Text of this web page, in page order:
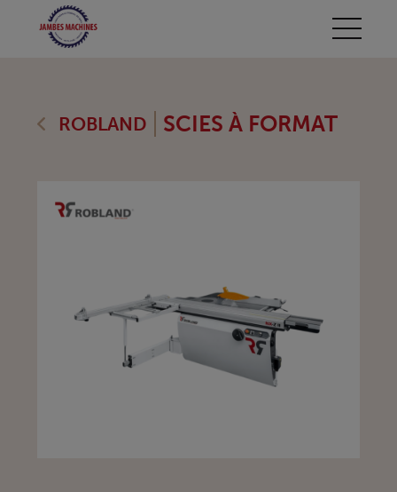
ROBLAND SCIES À FORMAT